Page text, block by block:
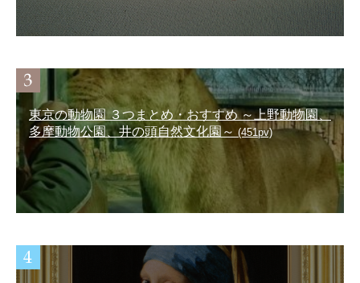
東京の動物園 ３つまとめ・おすすめ ～上野動物園、
多摩動物公園、井の頭自然文化園～ (451pv)